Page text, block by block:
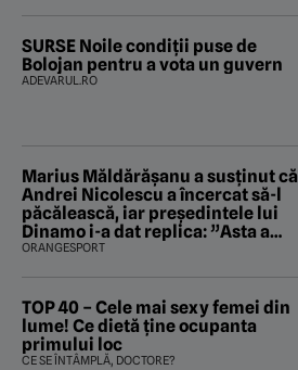
SURSE Noile condiții puse de
Bolojan pentru a vota un guvern
ADEVARUL.RO
Marius Măldărăşanu a susţinut că
Andrei Nicolescu a încercat să-l
păcălească, iar preşedintele lui
Dinamo i-a dat replica: ”Asta a
fost istoria”
ORANGESPORT
TOP 40 – Cele mai sexy femei din
lume! Ce dietă ține ocupanta
primului loc
CE SE ÎNTÂMPLĂ, DOCTORE?